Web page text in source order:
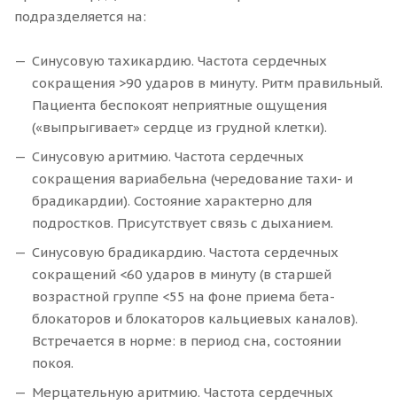
подразделяется на:
Синусовую тахикардию. Частота сердечных
сокращения >90 ударов в минуту. Ритм правильный.
Пациента беспокоят неприятные ощущения
(«выпрыгивает» сердце из грудной клетки).
Синусовую аритмию. Частота сердечных
сокращения вариабельна (чередование тахи- и
брадикардии). Состояние характерно для
подростков. Присутствует связь с дыханием.
Синусовую брадикардию. Частота сердечных
сокращений <60 ударов в минуту (в старшей
возрастной группе <55 на фоне приема бета-
блокаторов и блокаторов кальциевых каналов).
Встречается в норме: в период сна, состоянии
покоя.
Мерцательную аритмию. Частота сердечных